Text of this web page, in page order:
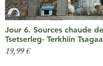
Jour 6. Sources chaude
Tsetserleg- Terkhiin
19,99 €